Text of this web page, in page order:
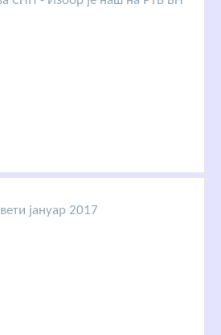
јануар 2017